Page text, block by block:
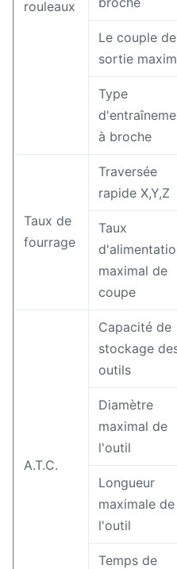
rouleaux
Le couple de
sortie
Type
à broche
Taux de
fourrage
Traversée
rapide X,Y,Z
Taux
maximal de
coupe
A.T.C.
Capacité de
stockage
outils
Diamètre
maximal de
l'outil
Longueur
maximale de
l'outil
Temps de